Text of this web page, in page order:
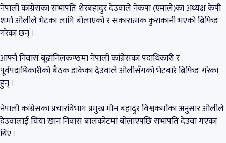
नेपाली कांग्रेसका सभापति शेरबहादुर देउवाले नेकपा (एमाले)का अध्यक्ष केपी
शर्मा ओलीले भेटका लागि बोलाएको र सकारात्मक कुराकानी भएको ब्रिफिङ
गरेका छन् ।
आफ्नै निवास बूढानिलकण्ठमा नेपाली कांग्रेसका पदाधिकारी र
पूर्वपदाधिकारीको बैठक डाकेका देउवाले ओलीसँगको भेटबारे ब्रिफिङ गरेका
हुन् ।
नेपाली कांग्रेसका प्रचारविभाग प्रमुख मीन बहादुर विश्वकर्माका अनुसार ओलीले
देउवालाई चिया खान निवास बालकोटमा बोलाएपछि सभापति देउवा गएका
थिए ।